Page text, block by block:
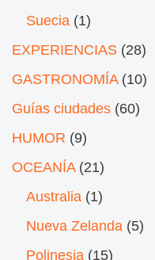
Suecia (1)
EXPERIENCIAS (28)
GASTRONOMÍA(10)
Guías ciudades (60)
HUMOR (9)
OCEANÍA(21)
Australia (1)
Nueva Zelanda (5)
Polinesia (15)